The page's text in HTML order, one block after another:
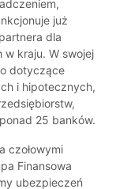
już
dla
kraju. W swojej
dotyczące
i hipotecznych,
25 banków.
czołowymi
Finansowa
ubezpieczeń